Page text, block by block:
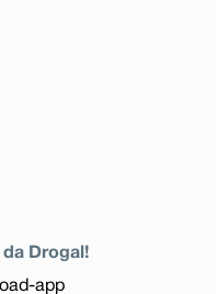
Drogal!